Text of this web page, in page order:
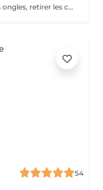
Préparation de l'ongle ( couper, limer les ongles, retirer les cuticules )
54